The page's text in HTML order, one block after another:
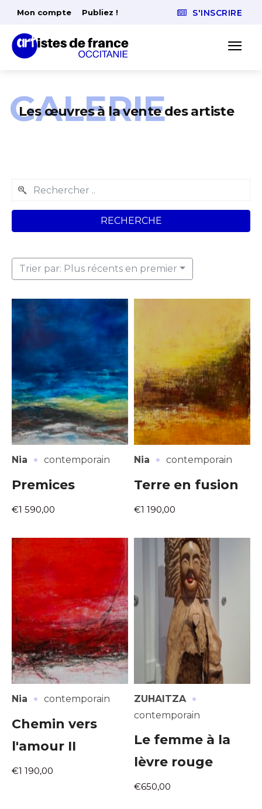
Mon compte Publiez ! S'INSCRIRE
Les œuvres à la vente des artiste
GALERIE
RECHERCHE
Trier par: Plus récents en premier
Nia · contemporain
Premices
€1 590,00
Nia · contemporain
Terre en fusion
€1 190,00
Nia · contemporain
Chemin vers
l'amour II
€1 190,00
ZUHAITZA ·
contemporain
Le femme à la
lèvre rouge
€650,00